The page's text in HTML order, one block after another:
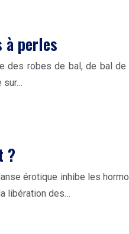
à perles
robes de bal, de bal
sur…
?
érotique inhibe les
libération des…